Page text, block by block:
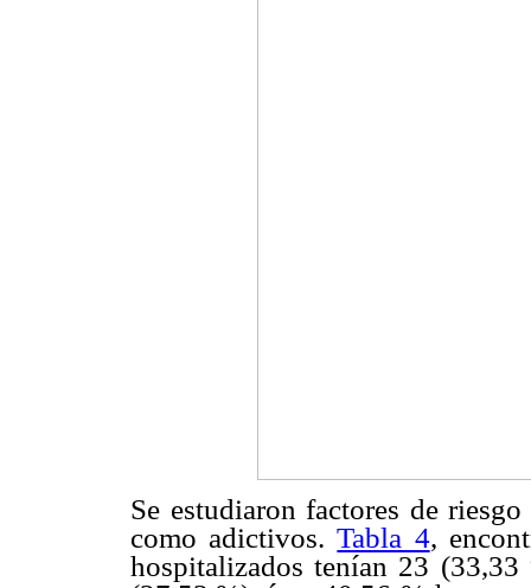
Se estudiaron factores de
como adictivos.Tabla 4,
hospitalizados tenían 23